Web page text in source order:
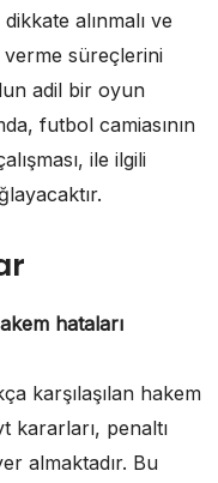
alınmalı ve
verme süreçlerini
adil bir oyun
futbol camiasının
ile ilgili
hataları
karşılaşılan hakem
kararları, penaltı
almaktadır. Bu